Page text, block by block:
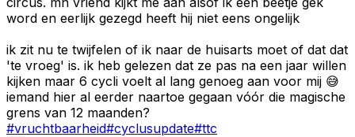
word en eerlijk gezegd heeft hij niet eens ongelijk
ik zit nu te twijfelen of ik naar de huisarts moet of dat dat
'te vroeg' is. ik heb gelezen dat ze pas na een jaar willen
kijken maar 6 cycli voelt al lang genoeg aan voor mij 😅
iemand hier al eerder naartoe gegaan vóór die magische
grens van 12 maanden?
#vruchtbaarheid#cyclusupdate#ttc